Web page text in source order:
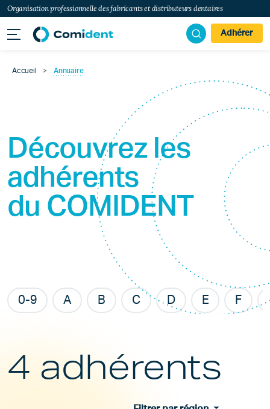
Organisation professionnelle des fabricants et distributeurs dentaires
Adhérer
Accueil > Annuaire
Découvrez les
adhérents
du COMIDENT
0-9 A B C D E F
4 adhérents